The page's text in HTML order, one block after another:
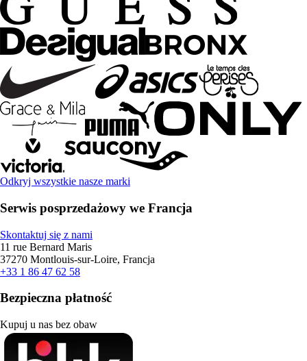
Odkryj wszystkie nasze marki
Serwis posprzedażowy we Francja
Skontaktuj się z nami
11 rue Bernard Maris
37270 Montlouis-sur-Loire, Francja
+33 1 86 47 62 58
Bezpieczna płatność
Kupuj u nas bez obaw